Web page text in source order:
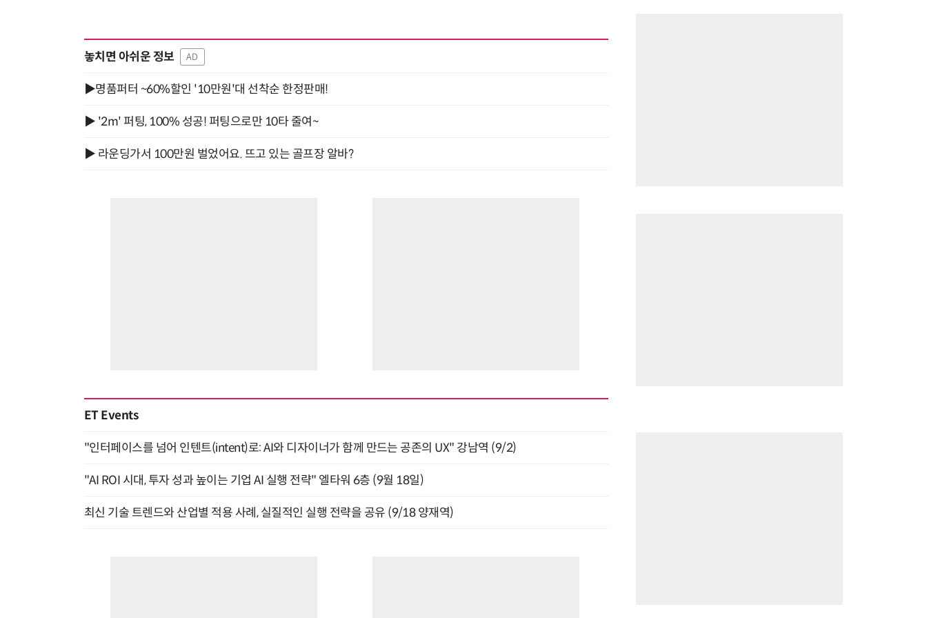
놓치면 아쉬운 정보 AD
▶명품퍼터 ~60%할인 '10만원'대 선착순 한정판매!
▶ '2m' 퍼팅, 100% 성공! 퍼팅으로만 10타 줄여~
▶ 라운딩가서 100만원 벌었어요. 뜨고 있는 골프장 알바?
ET Events
"인터페이스를 넘어 인텐트(intent)로: AI와 디자이너가 함께 만드는 공존의 UX" 강남역 (9/2)
"AI ROI 시대, 투자 성과 높이는 기업 AI 실행 전략" 엘타워 6층 (9월 18일)
최신 기술 트렌드와 산업별 적용 사례, 실질적인 실행 전략을 공유 (9/18 양재역)